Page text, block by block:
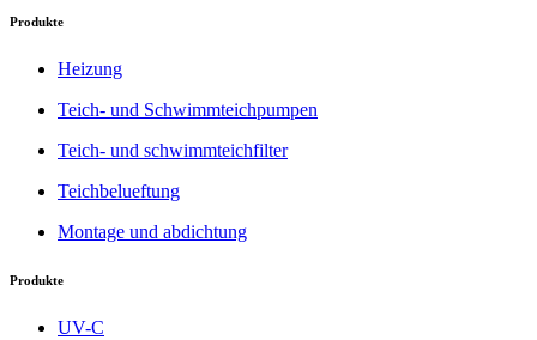
Produkte
Heizung
Teich- und Schwimmteichpumpen
Teich- und schwimmteichfilter
Teichbelueftung
Montage und abdichtung
Produkte
UV-C